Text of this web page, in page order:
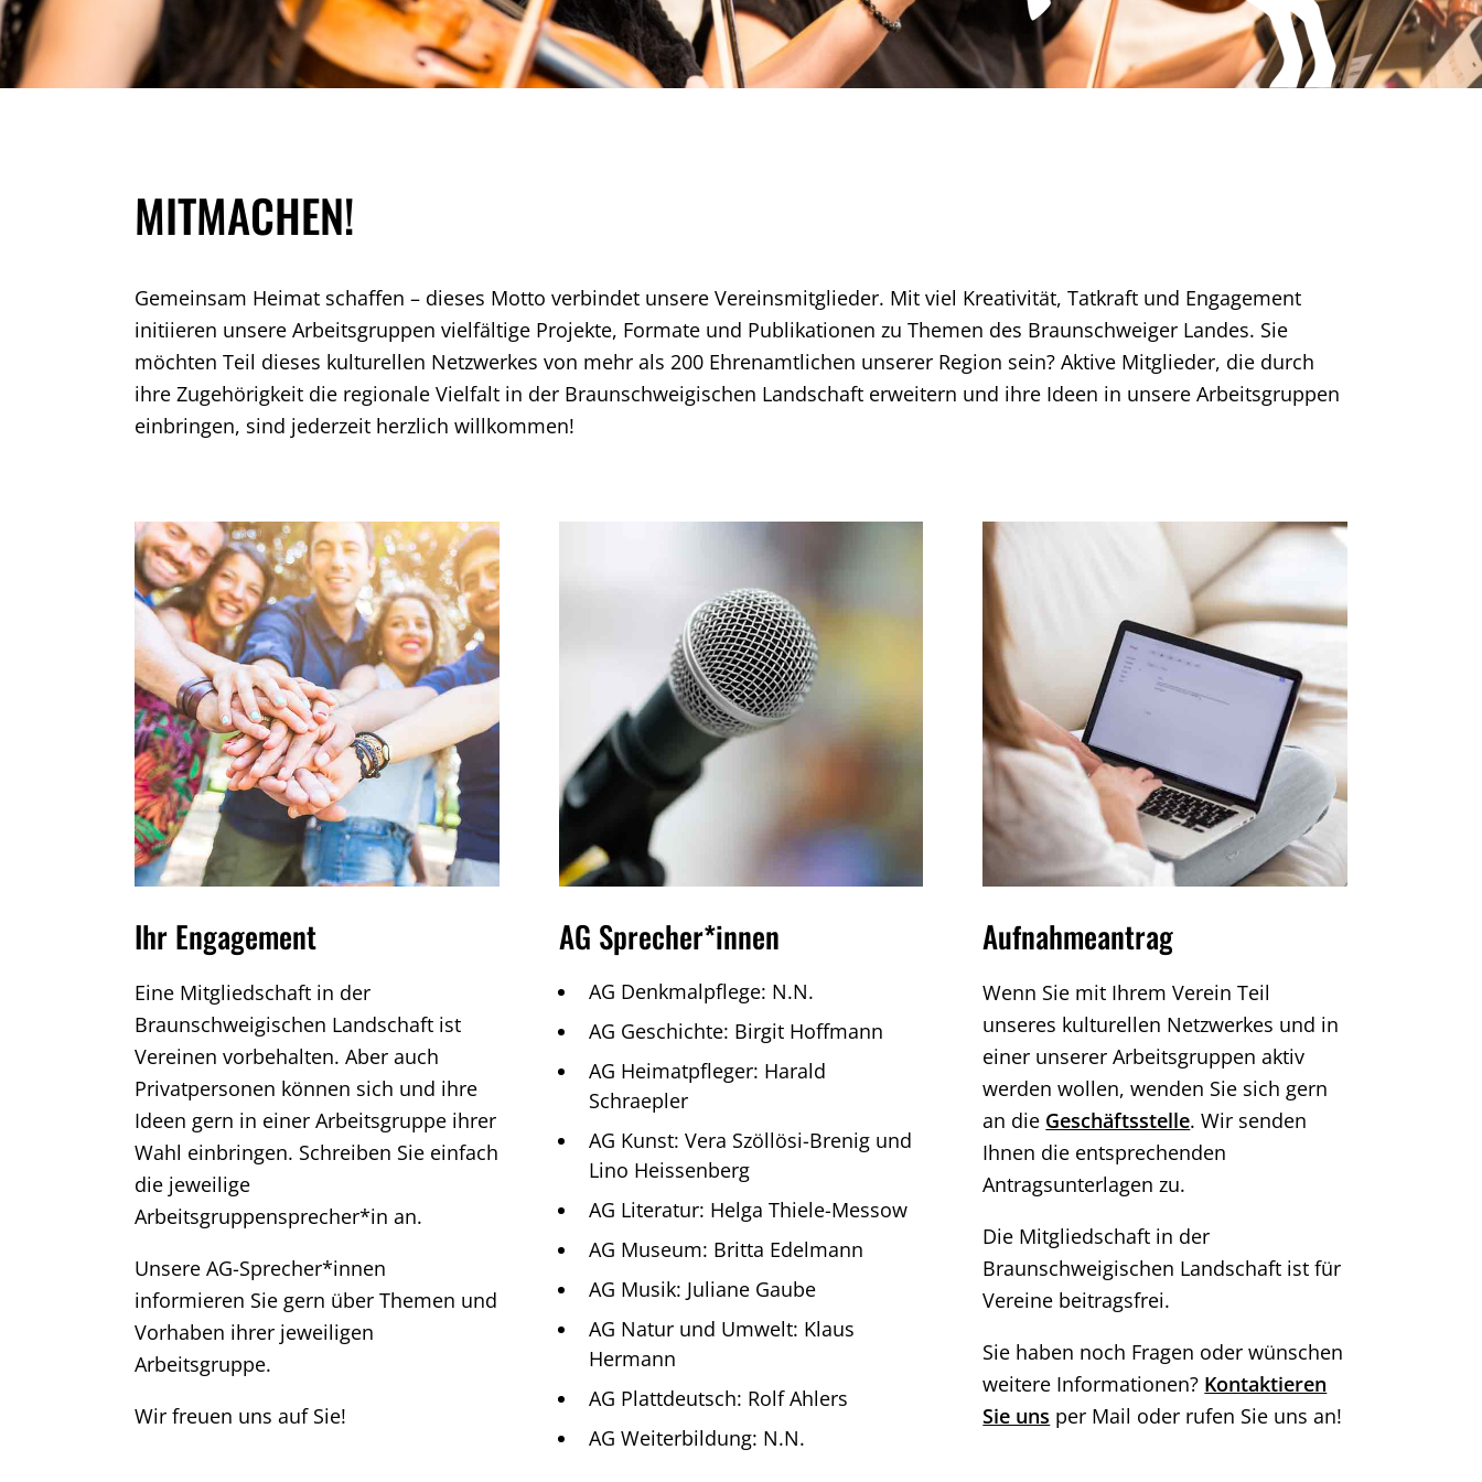
MITMACHEN!
Gemeinsam Heimat schaffen – dieses Motto verbindet unsere Vereinsmitglieder. Mit viel Kreativität, Tatkraft und Engagement
initiieren unsere Arbeitsgruppen vielfältige Projekte, Formate und Publikationen zu Themen des Braunschweiger Landes. Sie
möchten Teil dieses kulturellen Netzwerkes von mehr als 200 Ehrenamtlichen unserer Region sein? Aktive Mitglieder, die durch
ihre Zugehörigkeit die regionale Vielfalt in der Braunschweigischen Landschaft erweitern und ihre Ideen in unsere Arbeitsgruppen
einbringen, sind jederzeit herzlich willkommen!
Ihr Engagement
Eine Mitgliedschaft in der
Braunschweigischen Landschaft ist
Vereinen vorbehalten. Aber auch
Privatpersonen können sich und ihre
Ideen gern in einer Arbeitsgruppe ihrer
Wahl einbringen. Schreiben Sie einfach
die jeweilige
Arbeitsgruppensprecher*in an.
Unsere AG-Sprecher*innen
informieren Sie gern über Themen und
Vorhaben ihrer jeweiligen
Arbeitsgruppe.
Wir freuen uns auf Sie!
AG Sprecher*innen
AG Denkmalpflege: N.N.
AG Geschichte: Birgit Hoffmann
AG Heimatpfleger: Harald
Schraepler
AG Kunst: Vera Szöllösi-Brenig und
Lino Heissenberg
AG Literatur: Helga Thiele-Messow
AG Museum: Britta Edelmann
AG Musik: Juliane Gaube
AG Natur und Umwelt: Klaus
Hermann
AG Plattdeutsch: Rolf Ahlers
AG Weiterbildung: N.N.
Aufnahmeantrag
Wenn Sie mit Ihrem Verein Teil
unseres kulturellen Netzwerkes und in
einer unserer Arbeitsgruppen aktiv
werden wollen, wenden Sie sich gern
an die Geschäftsstelle. Wir senden
Ihnen die entsprechenden
Antragsunterlagen zu.
Die Mitgliedschaft in der
Braunschweigischen Landschaft ist für
Vereine beitragsfrei.
Sie haben noch Fragen oder wünschen
weitere Informationen? Kontaktieren
Sie uns per Mail oder rufen Sie uns an!